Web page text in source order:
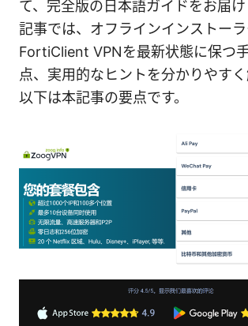
て、完全版の日本語ガイドをお届
記事では、オフラインインストー
FortiClient VPNを最新状態に保つ
点、実用的なヒントを分かりやすく
以下は本記事の要点です。